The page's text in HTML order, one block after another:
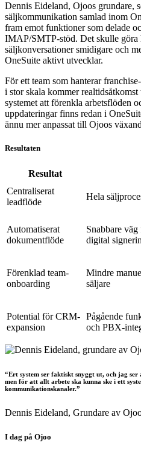
Dennis Eideland, Ojoos grundare,
säljkommunikation samlad inom
fram emot funktioner som delade
IMAP/SMTP-stöd. Det skulle göra
säljkonversationer smidigare och
OneSuite aktivt utvecklar.
För ett team som hanterar
i stor skala kommer
systemet att förenkla arbetsflöden
uppdateringar finns redan i
ännu mer anpassat till Ojoos
Resultaten
Resultat
Centraliserat
leadflöde
Hela
Automatiserat
dokumentflöde
Snabbare
digital
Förenklad team-
onboarding
Mindre
säljare
Potential för CRM-
expansion
Pågående
och PBX-
“Ert system ser faktiskt snyggt ut, och jag
men för att allt arbete ska kunna ske i ett
kommunikationskanaler.”
Dennis Eideland, Grundare av
I dag på Ojoo